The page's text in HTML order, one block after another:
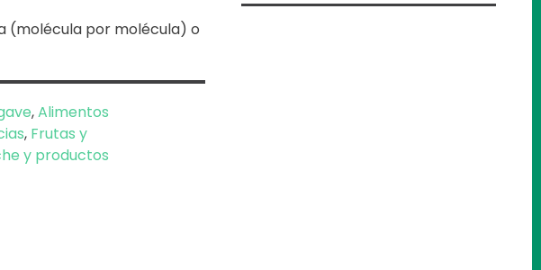
(molécula por molécula) o
,Alimentos
, Frutas y
y productos